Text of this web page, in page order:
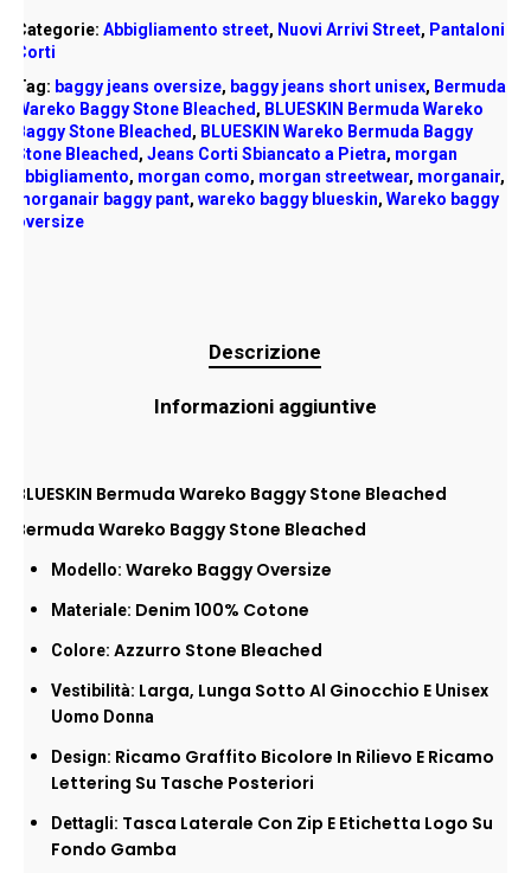
Categorie:Abbigliamento street, Nuovi Arrivi Street, Pantaloni
Corti
Tag: baggy jeans oversize, baggy jeans short unisex, Bermuda
Wareko Baggy Stone Bleached , BLUESKIN Bermuda Wareko
Baggy Stone Bleached , BLUESKIN Wareko Bermuda Baggy
Stone Bleached ,Jeans Corti Sbiancato a Pietra, morgan
abbigliamento, morgan como, morgan streetwear, morganair,
morganair baggy pant,wareko baggy blueskin,Wareko baggy
oversize
Descrizione
Informazioni aggiuntive
BLUESKIN Bermuda Wareko Baggy Stone Bleached
Bermuda Wareko Baggy Stone Bleached
Modello: Wareko Baggy Oversize
Materiale: Denim 100% Cotone
Colore: Azzurro Stone Bleached
Vestibilità: Larga, Lunga Sotto Al Ginocchio E Unisex
Uomo Donna
Design: Ricamo Graffito Bicolore In Rilievo E Ricamo
Lettering Su Tasche Posteriori
Dettagli: Tasca Laterale Con Zip E Etichetta Logo Su
Fondo Gamba